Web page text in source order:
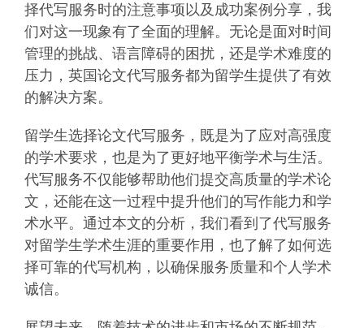
择代写服务时的注意事项以及成功案例分享，我
们对这一现象有了全面的理解。无论是面对时间
管理的挑战、语言障碍的困扰，还是学术难度的
压力，英国论文代写服务都为留学生提供了有效
的解决方案。
留学生选择论文代写服务，既是为了应对高强度
的学术要求，也是为了更好地平衡学术与生活。
代写服务不仅能够帮助他们提交高质量的学术论
文，还能在这一过程中提升他们的写作能力和学
术水平。通过本文的分析，我们看到了代写服务
对留学生学术生涯的重要作用，也了解了如何选
择可靠的代写机构，以确保服务质量和个人学术
诚信。